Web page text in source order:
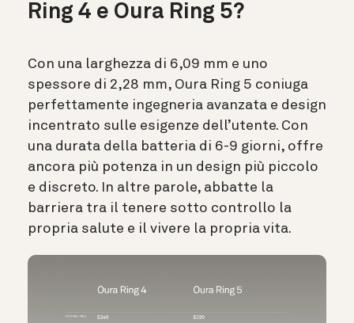
Ring 4 e Oura Ring 5?
Con una larghezza di 6,09 mm e uno
spessore di 2,28 mm, Oura Ring 5 coniuga
perfettamente ingegneria avanzata e design
incentrato sulle esigenze dell’utente. Con
una durata della batteria di 6-9 giorni, offre
ancora più potenza in un design più piccolo
e discreto. In altre parole, abbatte la
barriera tra il tenere sotto controllo la
propria salute e il vivere la propria vita.